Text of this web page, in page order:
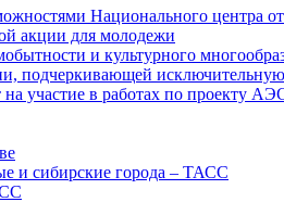
Национального центра
акции для молодежи
и культурного
подчеркивающей исключительную
участие в работах по проекту
и сибирские города – ТАСС